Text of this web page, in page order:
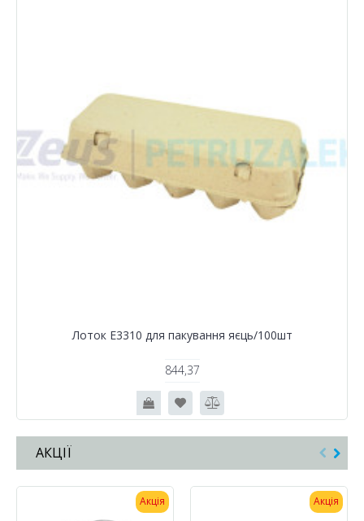
Лоток Е3310 для пакування яєць/100шт
844,37
АКЦІЇ
Акція Акція